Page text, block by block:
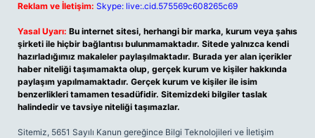
Reklam ve İletişim: Skype: live:.cid.575569c608265c69
Yasal Uyarı: Bu internet sitesi, herhangi bir marka, kurum veya şahıs
şirketi ile hiçbir bağlantısı bulunmamaktadır. Sitede yalnızca kendi
hazırladığımız makaleler paylaşılmaktadır. Burada yer alan içerikler
haber niteliği taşımamakta olup, gerçek kurum ve kişiler hakkında
paylaşım yapılmamaktadır. Gerçek kurum ve kişiler ile isim
benzerlikleri tamamen tesadüfidir. Sitemizdeki bilgiler taslak
halindedir ve tavsiye niteliği taşımazlar.
Sitemiz, 5651 Sayılı Kanun gereğince Bilgi Teknolojileri ve İletişim